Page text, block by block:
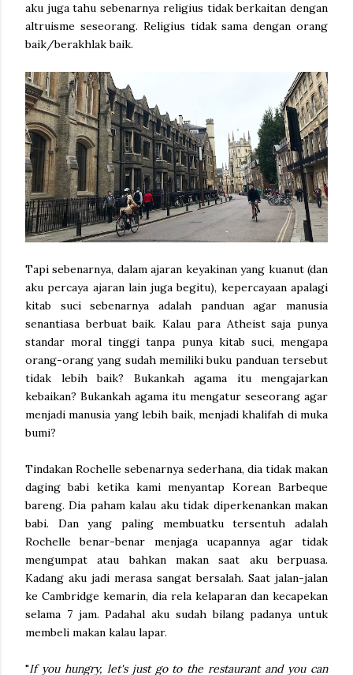
aku juga tahu sebenarnya religius tidak berkaitan dengan
altruisme seseorang. Religius tidak sama dengan orang
baik/berakhlak baik.
Tapi sebenarnya, dalam ajaran keyakinan yang kuanut (dan
aku percaya ajaran lain juga begitu), kepercayaan apalagi
kitab suci sebenarnya adalah panduan agar manusia
senantiasa berbuat baik. Kalau para Atheist saja punya
standar moral tinggi tanpa punya kitab suci, mengapa
orang-orang yang sudah memiliki buku panduan tersebut
tidak lebih baik? Bukankah agama itu mengajarkan
kebaikan? Bukankah agama itu mengatur seseorang agar
menjadi manusia yang lebih baik, menjadi khalifah di muka
bumi?
Tindakan Rochelle sebenarnya sederhana, dia tidak makan
daging babi ketika kami menyantap Korean Barbeque
bareng. Dia paham kalau aku tidak diperkenankan makan
babi. Dan yang paling membuatku tersentuh adalah
Rochelle benar-benar menjaga ucapannya agar tidak
mengumpat atau bahkan makan saat aku berpuasa.
Kadang aku jadi merasa sangat bersalah. Saat jalan-jalan
ke Cambridge kemarin, dia rela kelaparan dan kecapekan
selama 7 jam. Padahal aku sudah bilang padanya untuk
membeli makan kalau lapar.
"If you hungry, let's just go to the restaurant and you can